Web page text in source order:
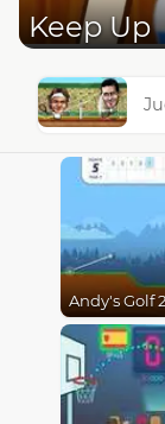
Keep Up
Andy's Golf 2